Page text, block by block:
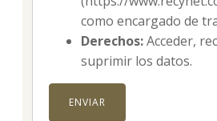
como encargado de
Derechos:Acceder,
suprimir los datos.